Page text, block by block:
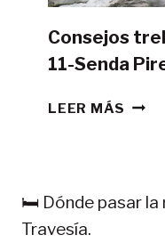
Consejos
11-Senda
LEER MÁS
11-
🛏️ Dónde pasar la
Travesía.